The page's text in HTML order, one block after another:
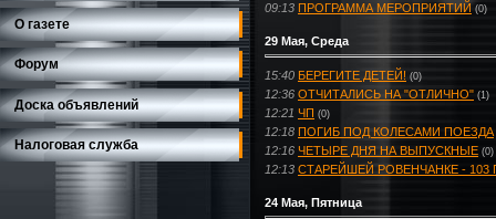
О газете
Форум
Доска объявлений
Налоговая служба
09:13 ПРОГРАММА МЕРОПРИЯТИЙ (0)
29 Мая, Среда
15:40 БЕРЕГИТЕ ДЕТЕЙ! (0)
12:36 ОТЧИТАЛИСЬ НА "ОТЛИЧНО" (1)
12:21 ЧП (0)
12:18 ПОГИБ ПОД КОЛЕСАМИ ПОЕЗДА
12:16 ЧЕТЫРЕ ДНЯ НА ВЫПУСКНЫЕ (0)
12:13 СТАРЕЙШЕЙ РОВЕНЧАНКЕ - 103
24 Мая, Пятница